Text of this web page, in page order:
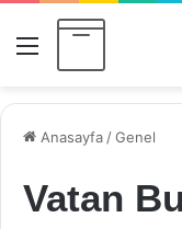
Menü
Anasayfa /Genel
Vatan